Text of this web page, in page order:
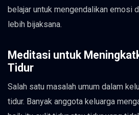
belajar untuk mengendalikan emosi
lebih bijaksana.
Meditasi untuk
Tidur
Salah satu masalah umum dalam
tidur. Banyak anggota keluarga